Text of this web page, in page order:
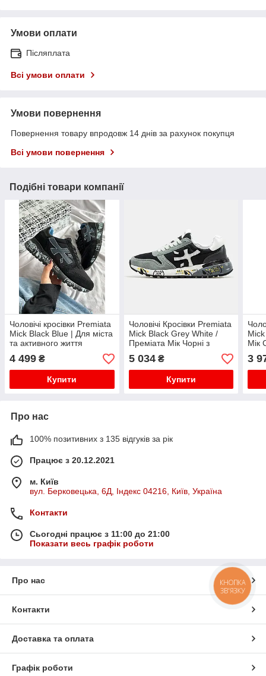
Умови оплати
Післяплата
Всі умови оплати
Умови повернення
Повернення товару впродовж 14 днів за рахунок покупця
Всі умови повернення
Подібні товари компанії
Чоловічі кросівки Premiata
Mick Black Blue | Для міста
та активного життя
4 499 ₴
Купити
Чоловічі Кросівки Premiata
Mick Black Grey White /
Преміата Мік Чорні з
Сірим та Білим
5 034₴
Купити
Мік
3
Про нас
100% позитивних з 135 відгуків за рік
Працює з 20.12.2021
м. Київ
вул. Берковецька, 6Д, Індекс 04216, Київ, Україна
Контакти
Сьогодні працює з 11:00 до 21:00
Показати весь графік роботи
Про нас
Контакти
Доставка та оплата
Графік роботи
КНОПКА
ЗВ'ЯЗКУ